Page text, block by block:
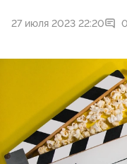
27 июля 2023 22:20 0